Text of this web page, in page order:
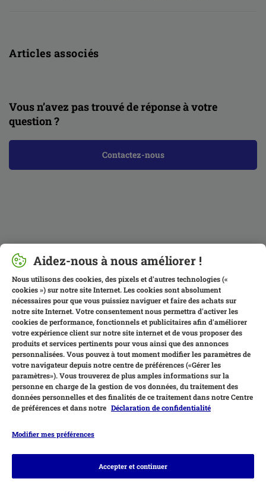
Articles associés
Vous n’avez pas trouvé de réponse à votre
question ?
Contactez-nous
Moyens de paiement
Aidez-nous à nous améliorer !
Nous utilisons des cookies, des pixels et d'autres technologies («
cookies ») sur notre site Internet. Les cookies sont absolument
nécessaires pour que vous puissiez naviguer et faire des achats sur
notre site Internet. Votre consentement nous permettra d'activer les
cookies de performance, fonctionnels et publicitaires afin d'améliorer
votre expérience client sur notre site internet et de vous proposer des
produits et services pertinents pour vous ainsi que des annonces
personnalisées. Vous pouvez à tout moment modifier les paramètres de
votre navigateur depuis notre centre de préférences («Gérer les
paramètres»). Vous trouverez de plus amples informations sur la
personne en charge de la gestion de vos données, du traitement des
données personnelles et des finalités de ce traitement dans notre Centre
de préférences et dans notre Déclaration de confidentialité
Modifier mes préférences
Accepter et continuer